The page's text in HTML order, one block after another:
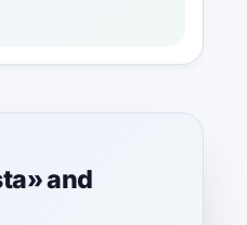
and